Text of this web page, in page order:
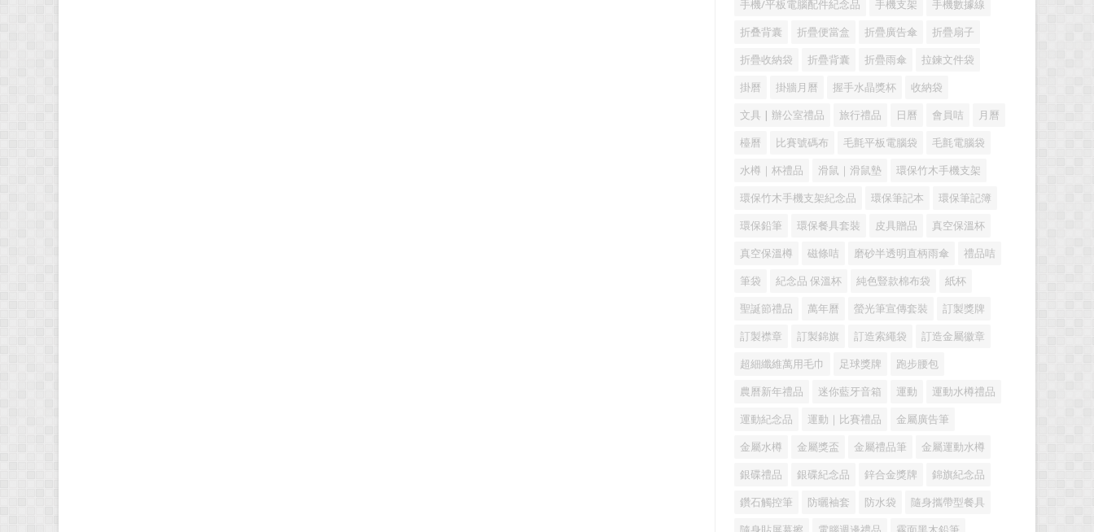
手機/平板電腦配件紀念品 手機支架 手機數據線
折叠背囊 折疊便當盒 折疊廣告傘 折疊扇子
折疊收納袋 折疊背囊 折疊雨傘 拉鍊文件袋
掛曆 掛牆月曆 握手水晶獎杯 收納袋
文具 | 辦公室禮品 旅行禮品 日曆 會員咭 月曆
檯曆 比賽號碼布 毛氈平板電腦袋 毛氈電腦袋
水樽｜杯禮品 滑鼠｜滑鼠墊 環保竹木手機支架
環保竹木手機支架紀念品 環保筆記本 環保筆記簿
環保鉛筆 環保餐具套裝 皮具贈品 真空保溫杯
真空保溫樽 磁條咭 磨砂半透明直柄雨傘 禮品咭
筆袋 紀念品 保溫杯 純色豎款棉布袋 紙杯
聖誕節禮品 萬年曆 螢光筆宣傳套裝 訂製獎牌
訂製襟章 訂製錦旗 訂造索繩袋 訂造金屬徽章
超細纖維萬用毛巾 足球獎牌 跑步腰包
農曆新年禮品 迷你藍牙音箱 運動 運動水樽禮品
運動紀念品 運動｜比賽禮品 金屬廣告筆
金屬水樽 金屬獎盃 金屬禮品筆 金屬運動水樽
銀碟禮品 銀碟紀念品 鋅合金獎牌 錦旗紀念品
鑽石觸控筆 防曬袖套 防水袋 隨身攜帶型餐具